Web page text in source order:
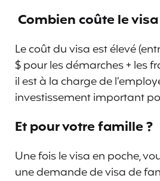
Combien coûte le visa
Le coût du visa est élevé
$ pour les démarches + les
il est à la charge de
investissement important
Et pour votre famille ?
Une fois le visa en poche,
une demande de visa de